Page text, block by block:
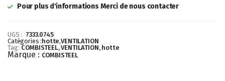
Pour plus d'informations Merci de nous contacter
UGS : 7333.0745
Catégories :hotte,VENTILATION
Tag: COMBISTEEL, VENTILATION, hotte
Marque : COMBISTEEL